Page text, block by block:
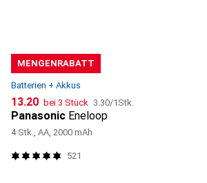
MENGENRABATT
Batterien + Akkus
CHF
13.20 bei 3 Stück CHF
3.30/1Stk.
Panasonic Eneloop
4 Stk., AA, 2000 mAh
521